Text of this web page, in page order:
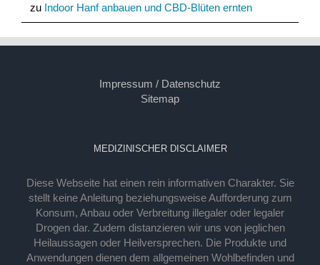
zu Indoor Hanf anbauen und CBD-Blüten ernten
Impressum / Datenschutz
Sitemap
MEDIZINISCHER DISCLAIMER
Diese Webseite hat einen rein informativen Charakter. Sie
stellt keine Anleitung beziehungsweise Aufforderung zum
Konsum, Anbau oder Verbreitung illegaler oder legaler
Drogen dar. Zudem distanzieren wir uns von jeglichen
Heilaussagen oder Heilversprechen. Die Produkte und
Anwendungen dienen dem allgemeinen Wohlbefinden und